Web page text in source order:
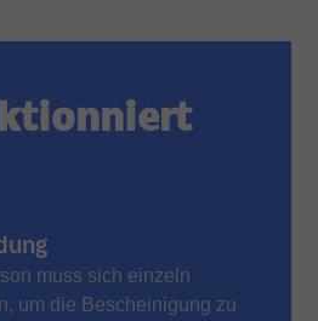
muss sich einzeln
um die Bescheinigung zu